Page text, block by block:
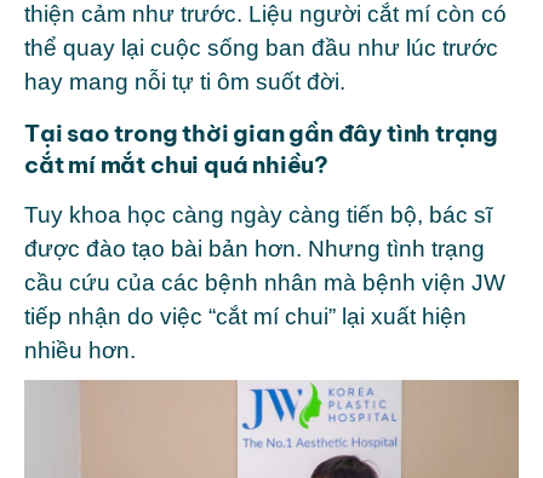
thiện cảm như trước. Liệu người cắt mí còn có
thể quay lại cuộc sống ban đầu như lúc trước
hay mang nỗi tự ti ôm suốt đời.
Tại sao trong thời gian gần đây tình trạng
cắt mí mắt chui quá nhiều?
Tuy khoa học càng ngày càng tiến bộ, bác sĩ
được đào tạo bài bản hơn. Nhưng tình trạng
cầu cứu của các bệnh nhân mà bệnh viện JW
tiếp nhận do việc “cắt mí chui” lại xuất hiện
nhiều hơn.